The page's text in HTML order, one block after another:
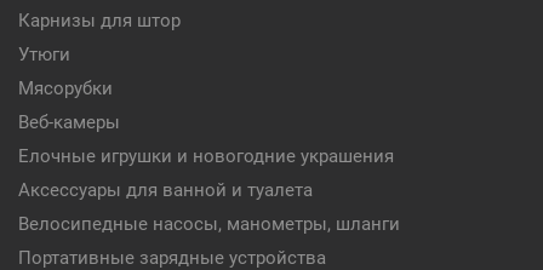
Карнизы для штор
Утюги
Мясорубки
Веб-камеры
Елочные игрушки и новогодние украшения
Аксессуары для ванной и туалета
Велосипедные насосы, манометры, шланги
Портативные зарядные устройства